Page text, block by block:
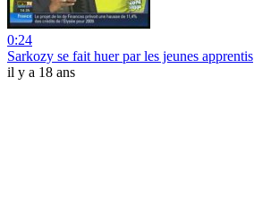
0:24
Sarkozy se fait huer par les jeunes apprentis
il y a 18 ans